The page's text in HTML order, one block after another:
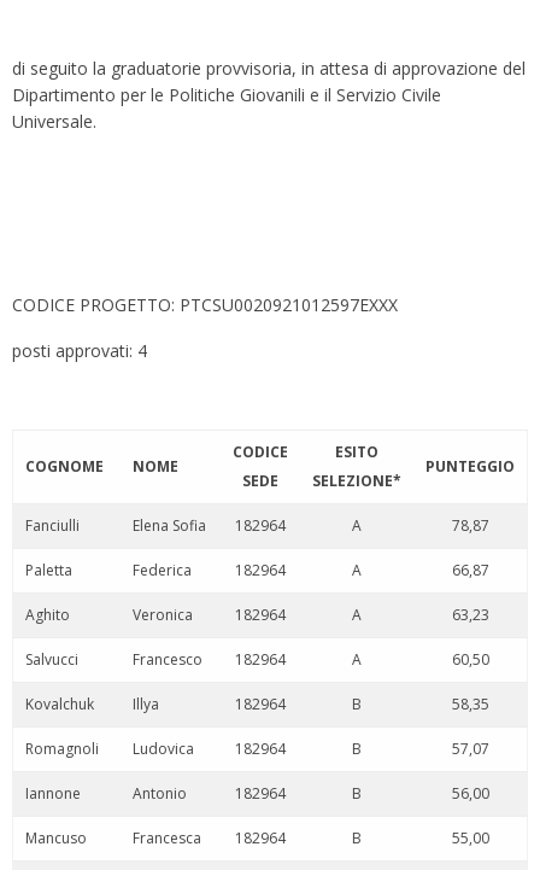
di seguito la graduatorie provvisoria, in attesa di approvazione del
Dipartimento per le Politiche Giovanili e il Servizio Civile
Universale.
CODICE PROGETTO: PTCSU0020921012597EXXX
posti approvati: 4
COGNOME NOME
CODICE
SEDE
ESITO
SELEZIONE*
PUNTEGGIO
Fanciulli Elena Sofia 182964 A 78,87
Paletta Federica 182964 A 66,87
Aghito Veronica 182964 A 63,23
Salvucci Francesco 182964 A 60,50
Kovalchuk Illya 182964 B 58,35
Romagnoli Ludovica 182964 B 57,07
Iannone Antonio 182964 B 56,00
Mancuso Francesca 182964 B 55,00